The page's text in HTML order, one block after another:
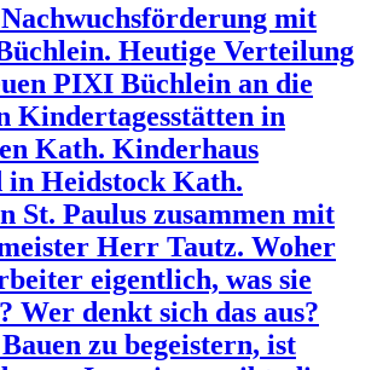
mit
Heutige Verteilung
PIXI Büchlein an die
Kindertagesstätten in
Kath. Kinderhaus
Heidstock Kath.
St. Paulus zusammen mit
Herr Tautz. Woher
eigentlich, was sie
Wer denkt sich das aus?
zu begeistern, ist